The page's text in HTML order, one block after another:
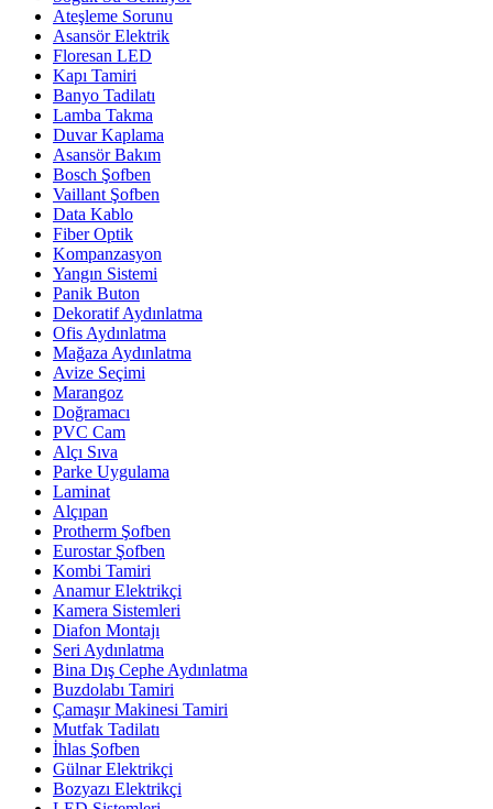
Ateşleme Sorunu
Asansör Elektrik
Floresan LED
Kapı Tamiri
Banyo Tadilatı
Lamba Takma
Duvar Kaplama
Asansör Bakım
Bosch Şofben
Vaillant Şofben
Data Kablo
Fiber Optik
Kompanzasyon
Yangın Sistemi
Panik Buton
Dekoratif Aydınlatma
Ofis Aydınlatma
Mağaza Aydınlatma
Avize Seçimi
Marangoz
Doğramacı
PVC Cam
Alçı Sıva
Parke Uygulama
Laminat
Alçıpan
Protherm Şofben
Eurostar Şofben
Kombi Tamiri
Anamur Elektrikçi
Kamera Sistemleri
Diafon Montajı
Seri Aydınlatma
Bina Dış Cephe Aydınlatma
Buzdolabı Tamiri
Çamaşır Makinesi Tamiri
Mutfak Tadilatı
İhlas Şofben
Gülnar Elektrikçi
Bozyazı Elektrikçi